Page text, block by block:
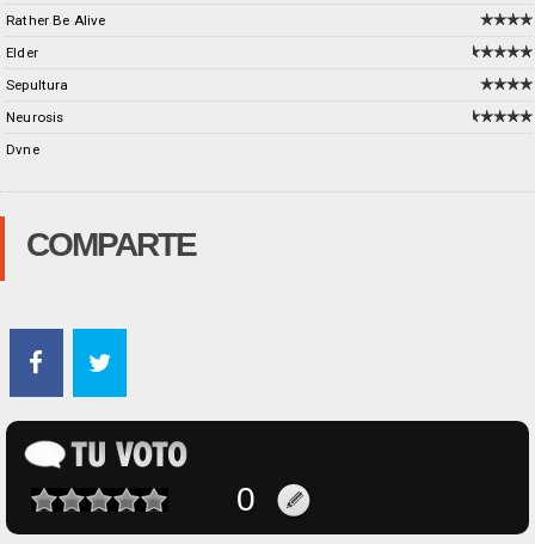
Rather Be Alive
Elder
Sepultura
Neurosis
Dvne
COMPARTE